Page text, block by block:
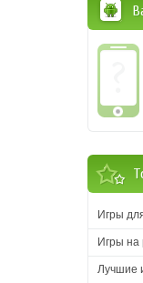
Игры
Игры на
Лучшие